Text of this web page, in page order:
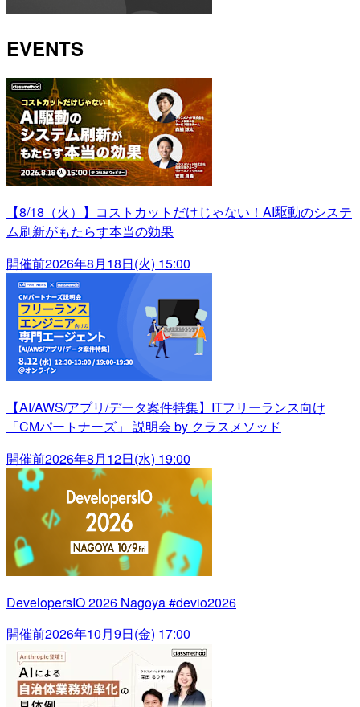
EVENTS
【8/18（火）】コストカットだけじゃない！AI駆動のシステ
ム刷新がもたらす本当の効果
開催前2026年8月18日(火) 15:00
【AI/AWS/アプリ/データ案件特集】ITフリーランス向け
「CMパートナーズ」 説明会 by クラスメソッド
開催前2026年8月12日(水) 19:00
DevelopersIO 2026 Nagoya #devio2026
開催前2026年10月9日(金) 17:00